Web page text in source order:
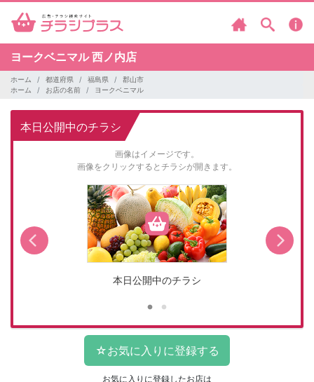
ヨークベニマル西ノ内店
ホーム 都道府県 福島県
郡山市
ホーム
お店の名前 ヨークベニマル
本日公開中のチラシ
画像はイメージです。
画像をクリックするとチラシが開きます。
本日公開中のチラシ
お気に入りに登録したお店は